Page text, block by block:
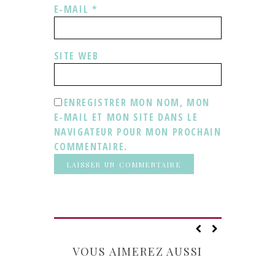
E-MAIL *
SITE WEB
ENREGISTRER MON NOM, MON
E-MAIL ET MON SITE DANS LE
NAVIGATEUR POUR MON PROCHAIN
COMMENTAIRE.
VOUS AIMEREZ AUSSI